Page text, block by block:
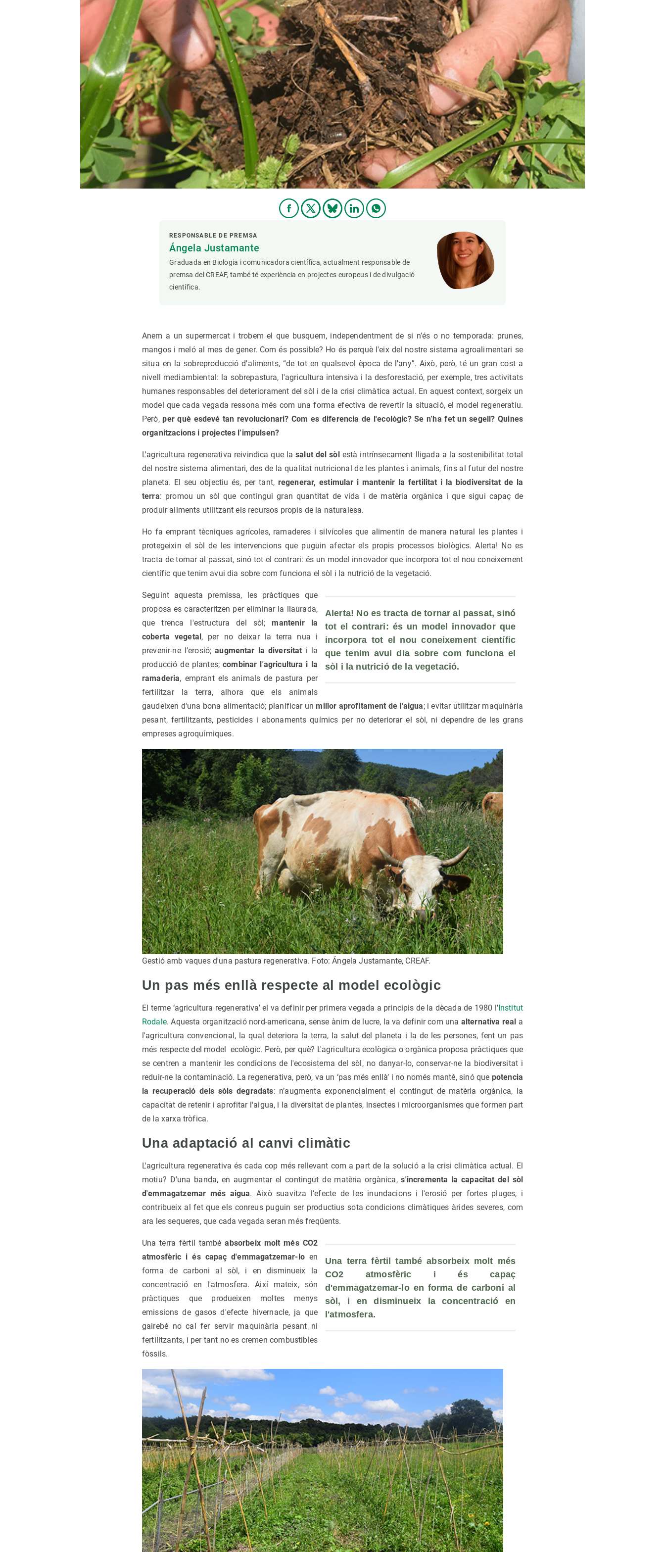
RESPONSABLE DE PREMSA
Ángela Justamante
Graduada en Biologia i comunicadora científica, actualment responsable de
premsa del CREAF, també té experiència en projectes europeus i de divulgació
científica.
Anem a un supermercat i trobem el que busquem, independentment de si n’és o no temporada: prunes,
mangos i meló al mes de gener. Com és possible? Ho és perquè l'eix del nostre sistema agroalimentari se
situa en la sobreproducció d'aliments, “de tot en qualsevol època de l'any”. Això, però, té un gran cost a
nivell mediambiental: la sobrepastura, l'agricultura intensiva i la desforestació, per exemple, tres activitats
humanes responsables del deteriorament del sòl i de la crisi climàtica actual. En aquest context, sorgeix un
model que cada vegada ressona més com una forma efectiva de revertir la situació, el model regeneratiu.
Però,per què esdevé tan revolucionari? Com es diferencia de l'ecològic? Se n’ha fet un segell? Quines
organitzacions i projectes l’impulsen?
L'agricultura regenerativa reivindica que lasalut del sòlestà intrínsecament lligada a la sostenibilitat total
del nostre sistema alimentari, des de la qualitat nutricional de les plantes i animals, fins al futur del nostre
planeta. El seu objectiu és, per tant, regenerar, estimular i mantenir la fertilitat i la biodiversitat de la
terra: promou un sòl que contingui gran quantitat de vida i de matèria orgànica i que sigui capaç de
produir aliments utilitzant els recursos propis de la naturalesa.
Ho fa emprant tècniques agrícoles, ramaderes i silvícoles que alimentin de manera natural les plantes i
protegeixin el sòl de les intervencions que puguin afectar els propis processos biològics. Alerta! No es
tracta de tornar al passat, sinó tot el contrari: és un model innovador que incorpora tot el nou coneixement
científic que tenim avui dia sobre com funciona el sòl i la nutrició de la vegetació.
Alerta! No es tracta de tornar al passat, sinó
tot el contrari: és un model innovador que
incorpora tot el nou coneixement científic
que tenim avui dia sobre com funciona el
sòl i la nutrició de la vegetació.
Seguint aquesta premissa, les pràctiques que
proposa es caracteritzen per eliminar la llaurada,
que trenca l'estructura del sòl;mantenir la
coberta vegetal, per no deixar la terra nua i
prevenir-ne l’erosió;augmentar la diversitat i la
producció de plantes;combinar l'agricultura i la
ramaderia, emprant els animals de pastura per
fertilitzar la terra, alhora que els animals
gaudeixen d'una bona alimentació; planificar unmillor aprofitament de l'aigua; i evitar utilitzar maquinària
pesant, fertilitzants, pesticides i abonaments químics per no deteriorar el sòl, ni dependre de les grans
empreses agroquímiques.
Gestió amb vaques d'una pastura regenerativa. Foto: Ángela Justamante, CREAF.
Un pas més enllà respecte al model ecològic
El terme ‘agricultura regenerativa’ el va definir per primera vegada a principis de la dècada de 1980 l'Institut
Rodale. Aquesta organització nord-americana, sense ànim de lucre, la va definir com una alternativa real a
l'agricultura convencional, la qual deteriora la terra, la salut del planeta i la de les persones, fent un pas
més respecte del model ecològic. Però, per què? L'agricultura ecològica o orgànica proposa pràctiques que
se centren a mantenir les condicions de l'ecosistema del sòl, no danyar-lo, conservar-ne la biodiversitat i
reduir-ne la contaminació. La regenerativa, però, va un ‘pas més enllà’ i no només manté, sinó que potencia
la recuperació dels sòls degradats: n’augmenta exponencialment el contingut de matèria orgànica, la
capacitat de retenir i aprofitar l'aigua, i la diversitat de plantes, insectes i microorganismes que formen part
de la xarxa tròfica.
Una adaptació al canvi climàtic
L'agricultura regenerativa és cada cop més rellevant com a part de la solució a la crisi climàtica actual. El
motiu? D'una banda, en augmentar el contingut de matèria orgànica,s'incrementa la capacitat del sòl
d'emmagatzemar més aigua. Això suavitza l'efecte de les inundacions i l'erosió per fortes pluges, i
contribueix al fet que els conreus puguin ser productius sota condicions climàtiques àrides severes, com
ara les sequeres, que cada vegada seran més freqüents.
Una terra fèrtil també absorbeix molt més
CO2 atmosfèric i és capaç
d'emmagatzemar-lo en forma de carboni al
sòl, i en disminueix la concentració en
l'atmosfera.
Una terra fèrtil tambéabsorbeix molt més CO2
atmosfèric i és capaç d'emmagatzemar-loen
forma de carboni al sòl, i en disminueix la
concentració en l'atmosfera. Així mateix, són
pràctiques que produeixen moltes menys
emissions de gasos d'efecte hivernacle, ja que
gairebé no cal fer servir maquinària pesant ni
fertilitzants, i per tant no es cremen combustibles
fòssils.
Marca i logotips
Equitat, Diversitat i Inclusió (EDI)
Ciència oberta i gestió del coneixement
Observació de la terra
Temes transversals
Publicacions
Synthesis Actions
Serveis tècnics Programa de màsters i doctorat
Vine de visitant o sabàtic
Segell de bones pràctiques HRS4R
Un lloc on créixer
Desenvolupament de carrera
Seminaris i activitats internes
T’oferim formació
Biodiversitat
Canvi global
Funcionament dels ecosistemes
Observació de la terra